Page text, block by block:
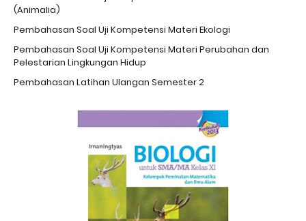
(Animalia)
Pembahasan Soal Uji Kompetensi Materi Ekologi
Pembahasan Soal Uji Kompetensi Materi Perubahan dan
Pelestarian Lingkungan Hidup
Pembahasan Latihan Ulangan Semester 2